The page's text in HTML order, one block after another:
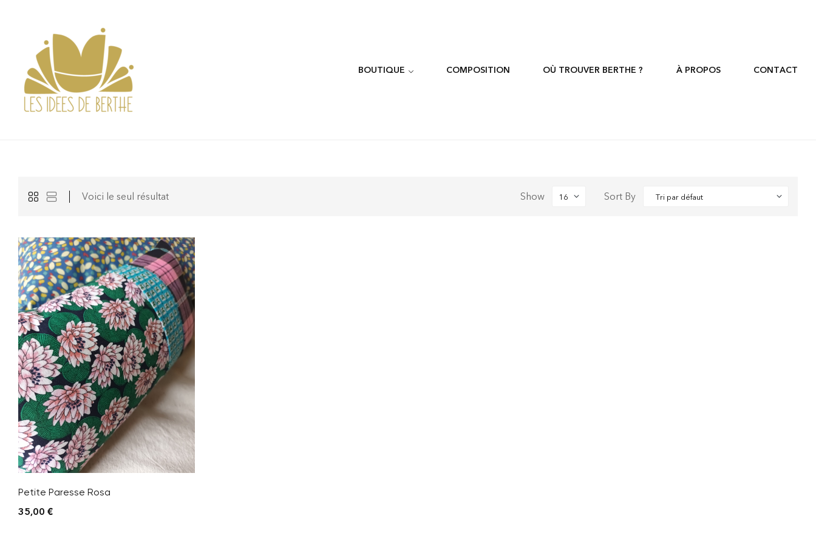
BOUTIQUE COMPOSITION OÙ TROUVER BERTHE ? À PROPOS CONTACT
Voici le seul résultat Show Sort By
Petite Paresse Rosa
35,00 €